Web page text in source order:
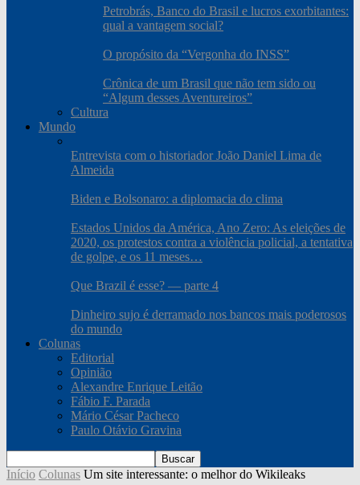
Petrobrás, Banco do Brasil e lucros exorbitantes:
qual a vantagem social?
O propósito da “Vergonha do INSS”
Crônica de um Brasil que não tem sido ou
“Algum desses Aventureiros”
Cultura
Mundo
Entrevista com o historiador João Daniel Lima de
Almeida
Biden e Bolsonaro: a diplomacia do clima
Estados Unidos da América, Ano Zero: As eleições de
2020, os protestos contra a violência policial, a tentativa
de golpe, e os 11 meses…
Que Brazil é esse? — parte 4
Dinheiro sujo é derramado nos bancos mais poderosos
do mundo
Colunas
Editorial
Opinião
Alexandre Enrique Leitão
Fábio F. Parada
Mário César Pacheco
Paulo Otávio Gravina
Início Colunas Um site interessante: o melhor do Wikileaks